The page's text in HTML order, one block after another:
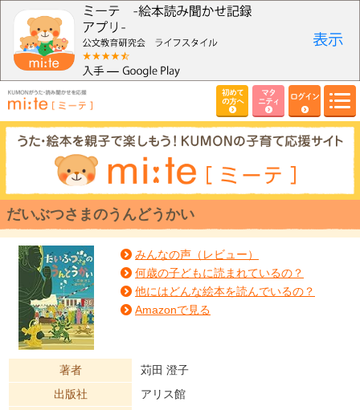
初めて
の方へ
マタ
ニティ
ログイン
だいぶつさまのうんどうかい
みんなの声（レビュー）
何歳の子どもに読まれているの？
他にはどんな絵本を読んでいるの？
Amazonで見る
著者
苅田 澄子
出版社
アリス館